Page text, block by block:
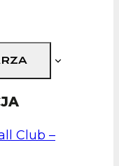
Club –